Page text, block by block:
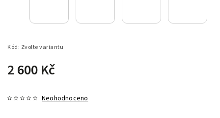
Kód: Zvolte variantu
2 600 Kč
Neohodnoceno